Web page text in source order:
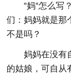
“妈“怎么写
们：妈妈就是那
不是吗？
妈妈在没有
的姑娘，可自从